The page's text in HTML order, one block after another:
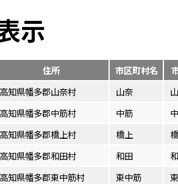
示
住所 市区町村名
高知県幡多郡山奈村 山奈
高知県幡多郡中筋村 中筋
高知県幡多郡橋上村 橋上
高知県幡多郡和田村 和田
高知県幡多郡東中筋村 東中筋